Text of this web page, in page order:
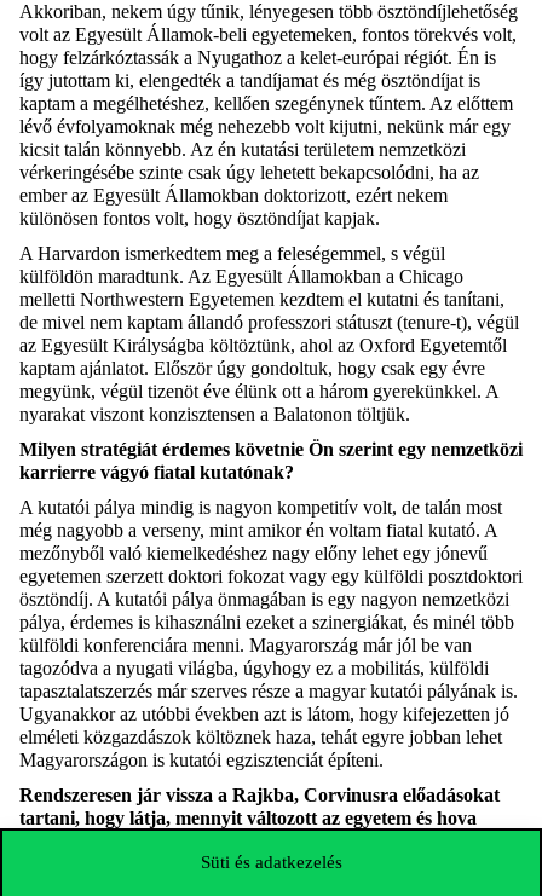
Süti és adatkezelés
Akkoriban, nekem úgy tűnik, lényegesen több ösztöndíjlehetőség
volt az Egyesült Államok-beli egyetemeken, fontos törekvés volt,
hogy felzárkóztassák a Nyugathoz a kelet-európai régiót. Én is
így jutottam ki, elengedték a tandíjamat és még ösztöndíjat is
kaptam a megélhetéshez, kellően szegénynek tűntem. Az előttem
lévő évfolyamoknak még nehezebb volt kijutni, nekünk már egy
kicsit talán könnyebb. Az én kutatási területem nemzetközi
vérkeringésébe szinte csak úgy lehetett bekapcsolódni, ha az
ember az Egyesült Államokban doktorizott, ezért nekem
különösen fontos volt, hogy ösztöndíjat kapjak.
A Harvardon ismerkedtem meg a feleségemmel, s végül
külföldön maradtunk. Az Egyesült Államokban a Chicago
melletti Northwestern Egyetemen kezdtem el kutatni és tanítani,
de mivel nem kaptam állandó professzori státuszt (tenure-t), végül
az Egyesült Királyságba költöztünk, ahol az Oxford Egyetemtől
kaptam ajánlatot. Először úgy gondoltuk, hogy csak egy évre
megyünk, végül tizenöt éve élünk ott a három gyerekünkkel. A
nyarakat viszont konzisztensen a Balatonon töltjük.
Milyen stratégiát érdemes követnie Ön szerint egy nemzetközi
karrierre vágyó fiatal kutatónak?
A kutatói pálya mindig is nagyon kompetitív volt, de talán most
még nagyobb a verseny, mint amikor én voltam fiatal kutató. A
mezőnyből való kiemelkedéshez nagy előny lehet egy jónevű
egyetemen szerzett doktori fokozat vagy egy külföldi posztdoktori
ösztöndíj. A kutatói pálya önmagában is egy nagyon nemzetközi
pálya, érdemes is kihasználni ezeket a szinergiákat, és minél több
külföldi konferenciára menni. Magyarország már jól be van
tagozódva a nyugati világba, úgyhogy ez a mobilitás, külföldi
tapasztalatszerzés már szerves része a magyar kutatói pályának is.
Ugyanakkor az utóbbi években azt is látom, hogy kifejezetten jó
elméleti közgazdászok költöznek haza, tehát egyre jobban lehet
Magyarországon is kutatói egzisztenciát építeni.
Rendszeresen jár vissza a Rajkba, Corvinusra előadásokat
tartani, hogy látja, mennyit változott az egyetem és hova